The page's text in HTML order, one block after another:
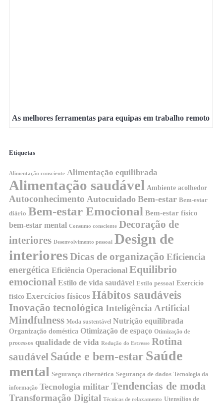
As melhores ferramentas para equipas em trabalho remoto
Etiquetas
Alimentação consciente Alimentação equilibrada
Alimentação saudável Ambiente acolhedor
Autoconhecimento Autocuidado Bem-estar Bem-estar
diário Bem-estar Emocional Bem-estar físico
bem-estar mental Consumo consciente Decoração de
interiores Desenvolvimento pessoal
Design de
interioresDicas de organização Eficiencia
energética Eficiência Operacional Equilibrio
emocional Estilo de vida saudável Estilo pessoal Exercício
físico Exercícios físicos Hábitos saudáveis
Inovação tecnológica Inteligência Artificial
Mindfulness Moda sustentável Nutrição equilibrada
Organização doméstica Otimização de espaço Otimização de
processos qualidade de vida Redução do Estresse Rotina
saudável Saúde e bem-estar Saúde
mental Segurança cibernética Segurança de dados Tecnologia da
informação Tecnologia militar Tendencias de moda
Transformação Digital Técnicas de relaxamento Utensílios de